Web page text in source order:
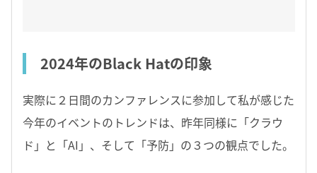
2024年のBlack Hatの印象
実際に２日間のカンファレンスに参加して私が感じた
今年のイベントのトレンドは、昨年同様に「クラウ
ド」と「AI」、そして「予防」の３つの観点でした。